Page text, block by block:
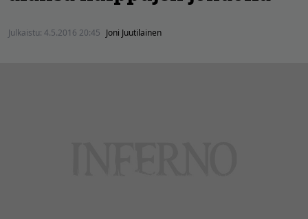
Julkaistu: 4.5.2016 20:45 Joni Juutilainen